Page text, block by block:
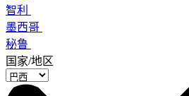
智利
墨西哥
秘鲁
国家/地区